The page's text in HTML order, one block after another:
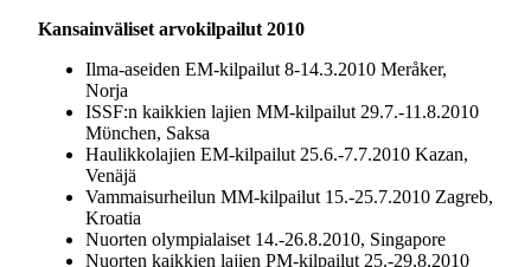
Kansainväliset arvokilpailut 2010
Ilma-aseiden EM-kilpailut 8-14.3.2010 Meråker,
Norja
ISSF:n kaikkien lajien MM-kilpailut 29.7.-11.8.2010
Mϋnchen, Saksa
Haulikkolajien EM-kilpailut 25.6.-7.7.2010 Kazan,
Venäjä
Vammaisurheilun MM-kilpailut 15.-25.7.2010 Zagreb,
Kroatia
Nuorten olympialaiset 14.-26.8.2010, Singapore
Nuorten kaikkien lajien PM-kilpailut 25.-29.8.2010